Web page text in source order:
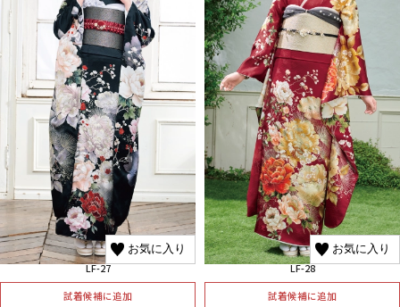
お気に入り
LF-27
試着候補に追加
お気に入り
LF-28
試着候補に追加